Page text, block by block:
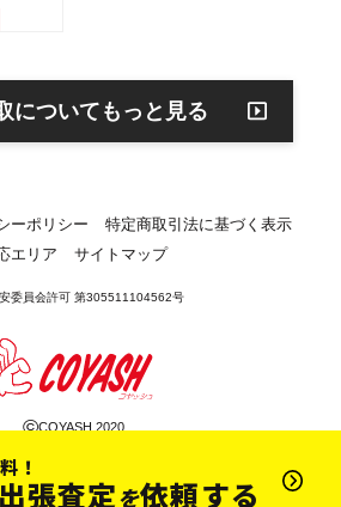
についてもっと見る
ーポリシー
特定商取引法に基づく表示
エリア
サイトマップ
委員会許可 第305511104562号
©COYASH 2020
！
張査定を依頼する